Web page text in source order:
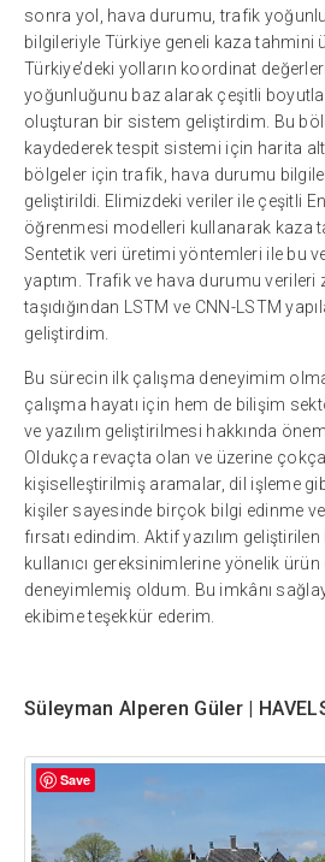
sonra yol, hava durumu, trafik
bilgileriyle Türkiye geneli kaza tahmini
Türkiye’deki yolların koordinat
yoğunluğunu baz alarak çeşitli
oluşturan bir sistem geliştirdim. Bu
kaydederek tespit sistemi için harita
bölgeler için trafik, hava durumu
geliştirildi. Elimizdeki veriler ile çeşitli
öğrenmesi modelleri kullanarak kaza
Sentetik veri üretimi yöntemleri ile bu
yaptım. Trafik ve hava durumu verileri
taşıdığından LSTM ve CNN-LSTM
geliştirdim.
Bu sürecin ilk çalışma deneyimim
çalışma hayatı için hem de bilişim
ve yazılım geliştirilmesi hakkında
Oldukça revaçta olan ve üzerine
kişiselleştirilmiş aramalar, dil işleme
kişiler sayesinde birçok bilgi edinme
fırsatı edindim. Aktif yazılım
kullanıcı gereksinimlerine yönelik
deneyimlemiş oldum. Bu imkânı
ekibime teşekkür ederim.
Süleyman Alperen Güler |
Save